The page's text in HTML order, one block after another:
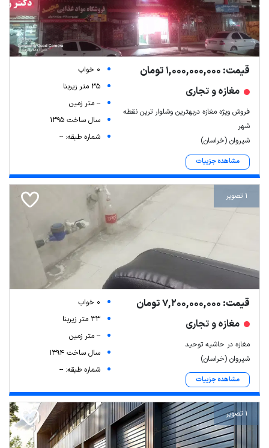
قیمت: 1,000,000,000 تومان
مغازه و تجاری
فروش ویژه مغازه دربهترین وشلوار ترین نقطه
شهر
شیروان (خراسان)
مشاهده جزییات
0 خواب
35 متر زیربنا
-- متر زمین
سال ساخت 1395
شماره طبقه: --
1 تصویر
قیمت: 7,200,000,000 تومان
مغازه و تجاری
مغازه در حاشیه توحید
شیروان (خراسان)
مشاهده جزییات
0 خواب
33 متر زیربنا
-- متر زمین
سال ساخت 1394
شماره طبقه: --
1 تصویر